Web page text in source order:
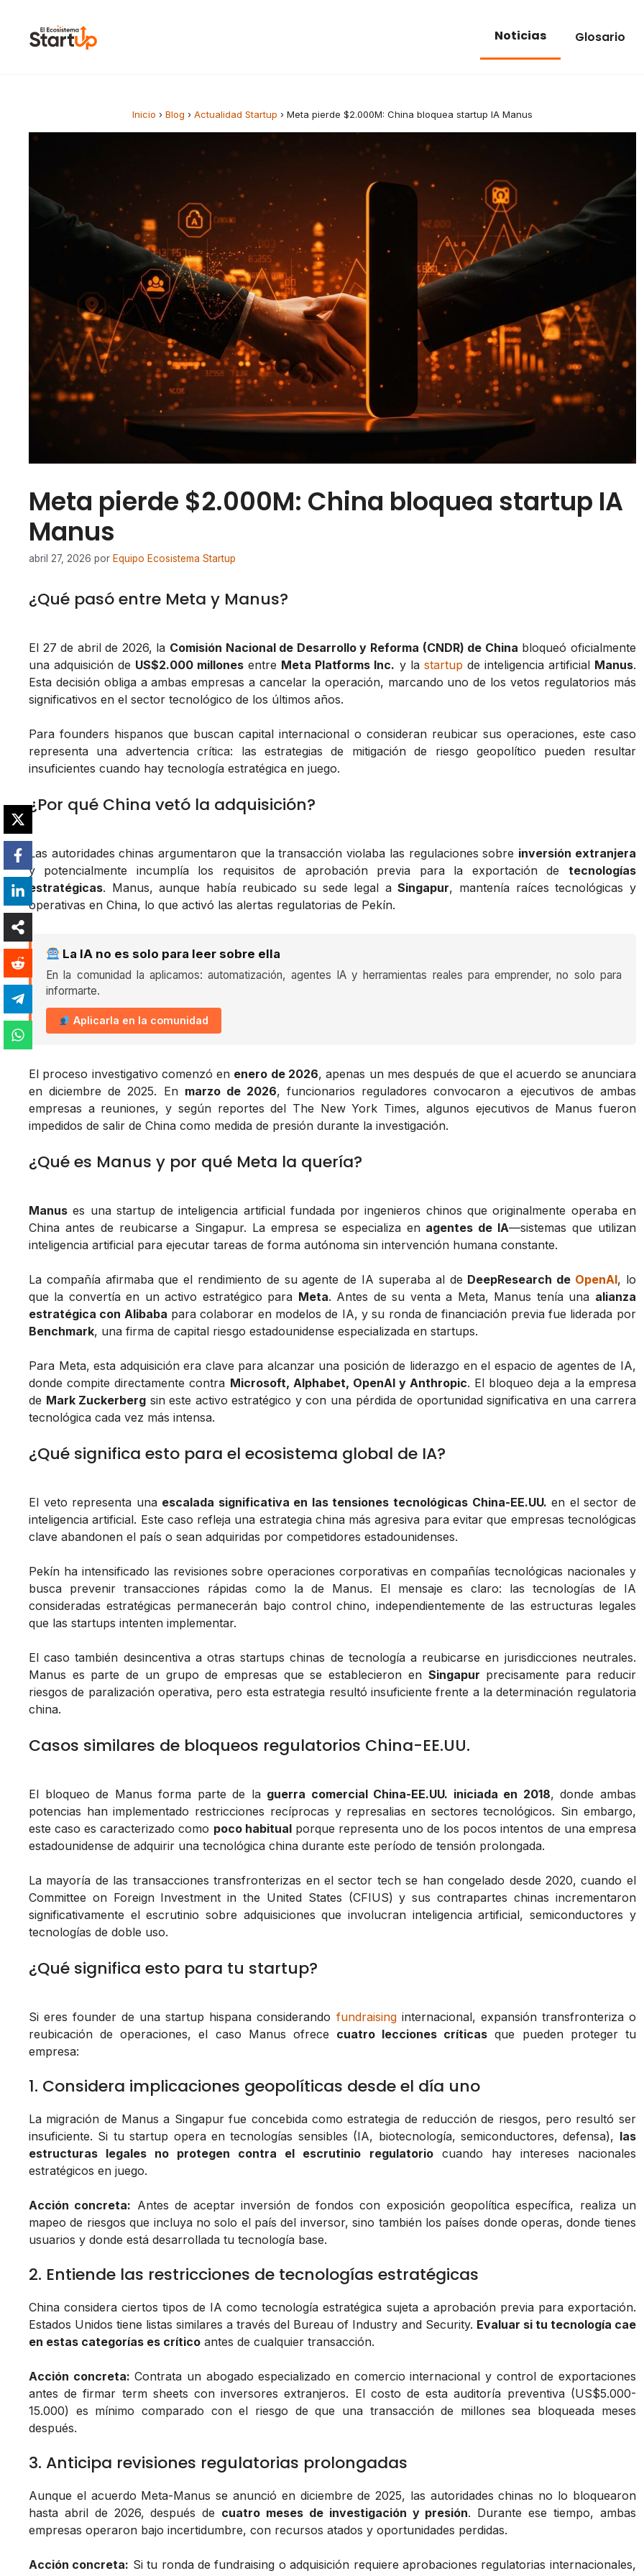
Noticias Glosario
Inicio › Blog › Actualidad Startup › Meta pierde $2.000M: China bloquea startup IA Manus
Meta pierde $2.000M: China bloquea startup IA
Manus
abril 27, 2026 por Equipo Ecosistema Startup
¿Qué pasó entre Meta y Manus?
El 27 de abril de 2026, la Comisión Nacional de Desarrollo y Reforma (CNDR) de China bloqueó oficialmente
una adquisición de US$2.000 millones entre Meta Platforms Inc. y la startup de inteligencia artificial Manus.
Esta decisión obliga a ambas empresas a cancelar la operación, marcando uno de los vetos regulatorios más
significativos en el sector tecnológico de los últimos años.
Para founders hispanos que buscan capital internacional o consideran reubicar sus operaciones, este caso
representa una advertencia crítica: las estrategias de mitigación de riesgo geopolítico pueden resultar
insuficientes cuando hay tecnología estratégica en juego.
¿Por qué China vetó la adquisición?
Las autoridades chinas argumentaron que la transacción violaba las regulaciones sobre inversión extranjera
y potencialmente incumplía los requisitos de aprobación previa para la exportación de tecnologías
estratégicas. Manus, aunque había reubicado su sede legal aSingapur, mantenía raíces tecnológicas y
operativas en China, lo que activó las alertas regulatorias de Pekín.
La IA no es solo para leer sobre ella
En la comunidad la aplicamos: automatización, agentes IA y herramientas reales para emprender, no solo para
informarte.
Aplicarla en la comunidad
El proceso investigativo comenzó en enero de 2026, apenas un mes después de que el acuerdo se anunciara
en diciembre de 2025. En marzo de 2026, funcionarios reguladores convocaron a ejecutivos de ambas
empresas a reuniones, y según reportes del The New York Times, algunos ejecutivos de Manus fueron
impedidos de salir de China como medida de presión durante la investigación.
¿Qué es Manus y por qué Meta la quería?
Manus es una startup de inteligencia artificial fundada por ingenieros chinos que originalmente operaba en
China antes de reubicarse a Singapur. La empresa se especializa en agentes de IA—sistemas que utilizan
inteligencia artificial para ejecutar tareas de forma autónoma sin intervención humana constante.
La compañía afirmaba que el rendimiento de su agente de IA superaba al de DeepResearch de OpenAI, lo
que la convertía en un activo estratégico para Meta. Antes de su venta a Meta, Manus tenía una alianza
estratégica con Alibaba para colaborar en modelos de IA, y su ronda de financiación previa fue liderada por
Benchmark, una firma de capital riesgo estadounidense especializada en startups.
Para Meta, esta adquisición era clave para alcanzar una posición de liderazgo en el espacio de agentes de IA,
donde compite directamente contra Microsoft, Alphabet, OpenAI y Anthropic. El bloqueo deja a la empresa
de Mark Zuckerberg sin este activo estratégico y con una pérdida de oportunidad significativa en una carrera
tecnológica cada vez más intensa.
¿Qué significa esto para el ecosistema global de IA?
El veto representa una escalada significativa en las tensiones tecnológicas China-EE.UU. en el sector de
inteligencia artificial. Este caso refleja una estrategia china más agresiva para evitar que empresas tecnológicas
clave abandonen el país o sean adquiridas por competidores estadounidenses.
Pekín ha intensificado las revisiones sobre operaciones corporativas en compañías tecnológicas nacionales y
busca prevenir transacciones rápidas como la de Manus. El mensaje es claro: las tecnologías de IA
consideradas estratégicas permanecerán bajo control chino, independientemente de las estructuras legales
que las startups intenten implementar.
El caso también desincentiva a otras startups chinas de tecnología a reubicarse en jurisdicciones neutrales.
Manus es parte de un grupo de empresas que se establecieron en Singapur precisamente para reducir
riesgos de paralización operativa, pero esta estrategia resultó insuficiente frente a la determinación regulatoria
china.
Casos similares de bloqueos regulatorios China-EE.UU.
El bloqueo de Manus forma parte de la guerra comercial China-EE.UU. iniciada en 2018, donde ambas
potencias han implementado restricciones recíprocas y represalias en sectores tecnológicos. Sin embargo,
este caso es caracterizado como poco habitualporque representa uno de los pocos intentos de una empresa
estadounidense de adquirir una tecnológica china durante este período de tensión prolongada.
La mayoría de las transacciones transfronterizas en el sector tech se han congelado desde 2020, cuando el
Committee on Foreign Investment in the United States (CFIUS) y sus contrapartes chinas incrementaron
significativamente el escrutinio sobre adquisiciones que involucran inteligencia artificial, semiconductores y
tecnologías de doble uso.
¿Qué significa esto para tu startup?
Si eres founder de una startup hispana considerando fundraisinginternacional, expansión transfronteriza o
reubicación de operaciones, el caso Manus ofrece cuatro lecciones críticas que pueden proteger tu
empresa:
1. Considera implicaciones geopolíticas desde el día uno
La migración de Manus a Singapur fue concebida como estrategia de reducción de riesgos, pero resultó ser
insuficiente. Si tu startup opera en tecnologías sensibles (IA, biotecnología, semiconductores, defensa), las
estructuras legales no protegen contra el escrutinio regulatoriocuando hay intereses nacionales
estratégicos en juego.
Acción concreta: Antes de aceptar inversión de fondos con exposición geopolítica específica, realiza un
mapeo de riesgos que incluya no solo el país del inversor, sino también los países donde operas, donde tienes
usuarios y donde está desarrollada tu tecnología base.
2. Entiende las restricciones de tecnologías estratégicas
China considera ciertos tipos de IA como tecnología estratégica sujeta a aprobación previa para exportación.
Estados Unidos tiene listas similares a través del Bureau of Industry and Security. Evaluar si tu tecnología cae
en estas categorías es crítico antes de cualquier transacción.
Acción concreta: Contrata un abogado especializado en comercio internacional y control de exportaciones
antes de firmar term sheets con inversores extranjeros. El costo de esta auditoría preventiva (US$5.000-
15.000) es mínimo comparado con el riesgo de que una transacción de millones sea bloqueada meses
después.
3. Anticipa revisiones regulatorias prolongadas
Aunque el acuerdo Meta-Manus se anunció en diciembre de 2025, las autoridades chinas no lo bloquearon
hasta abril de 2026, después de cuatro meses de investigación y presión. Durante ese tiempo, ambas
empresas operaron bajo incertidumbre, con recursos atados y oportunidades perdidas.
Acción concreta: Si tu ronda de fundraising o adquisición requiere aprobaciones regulatorias internacionales,